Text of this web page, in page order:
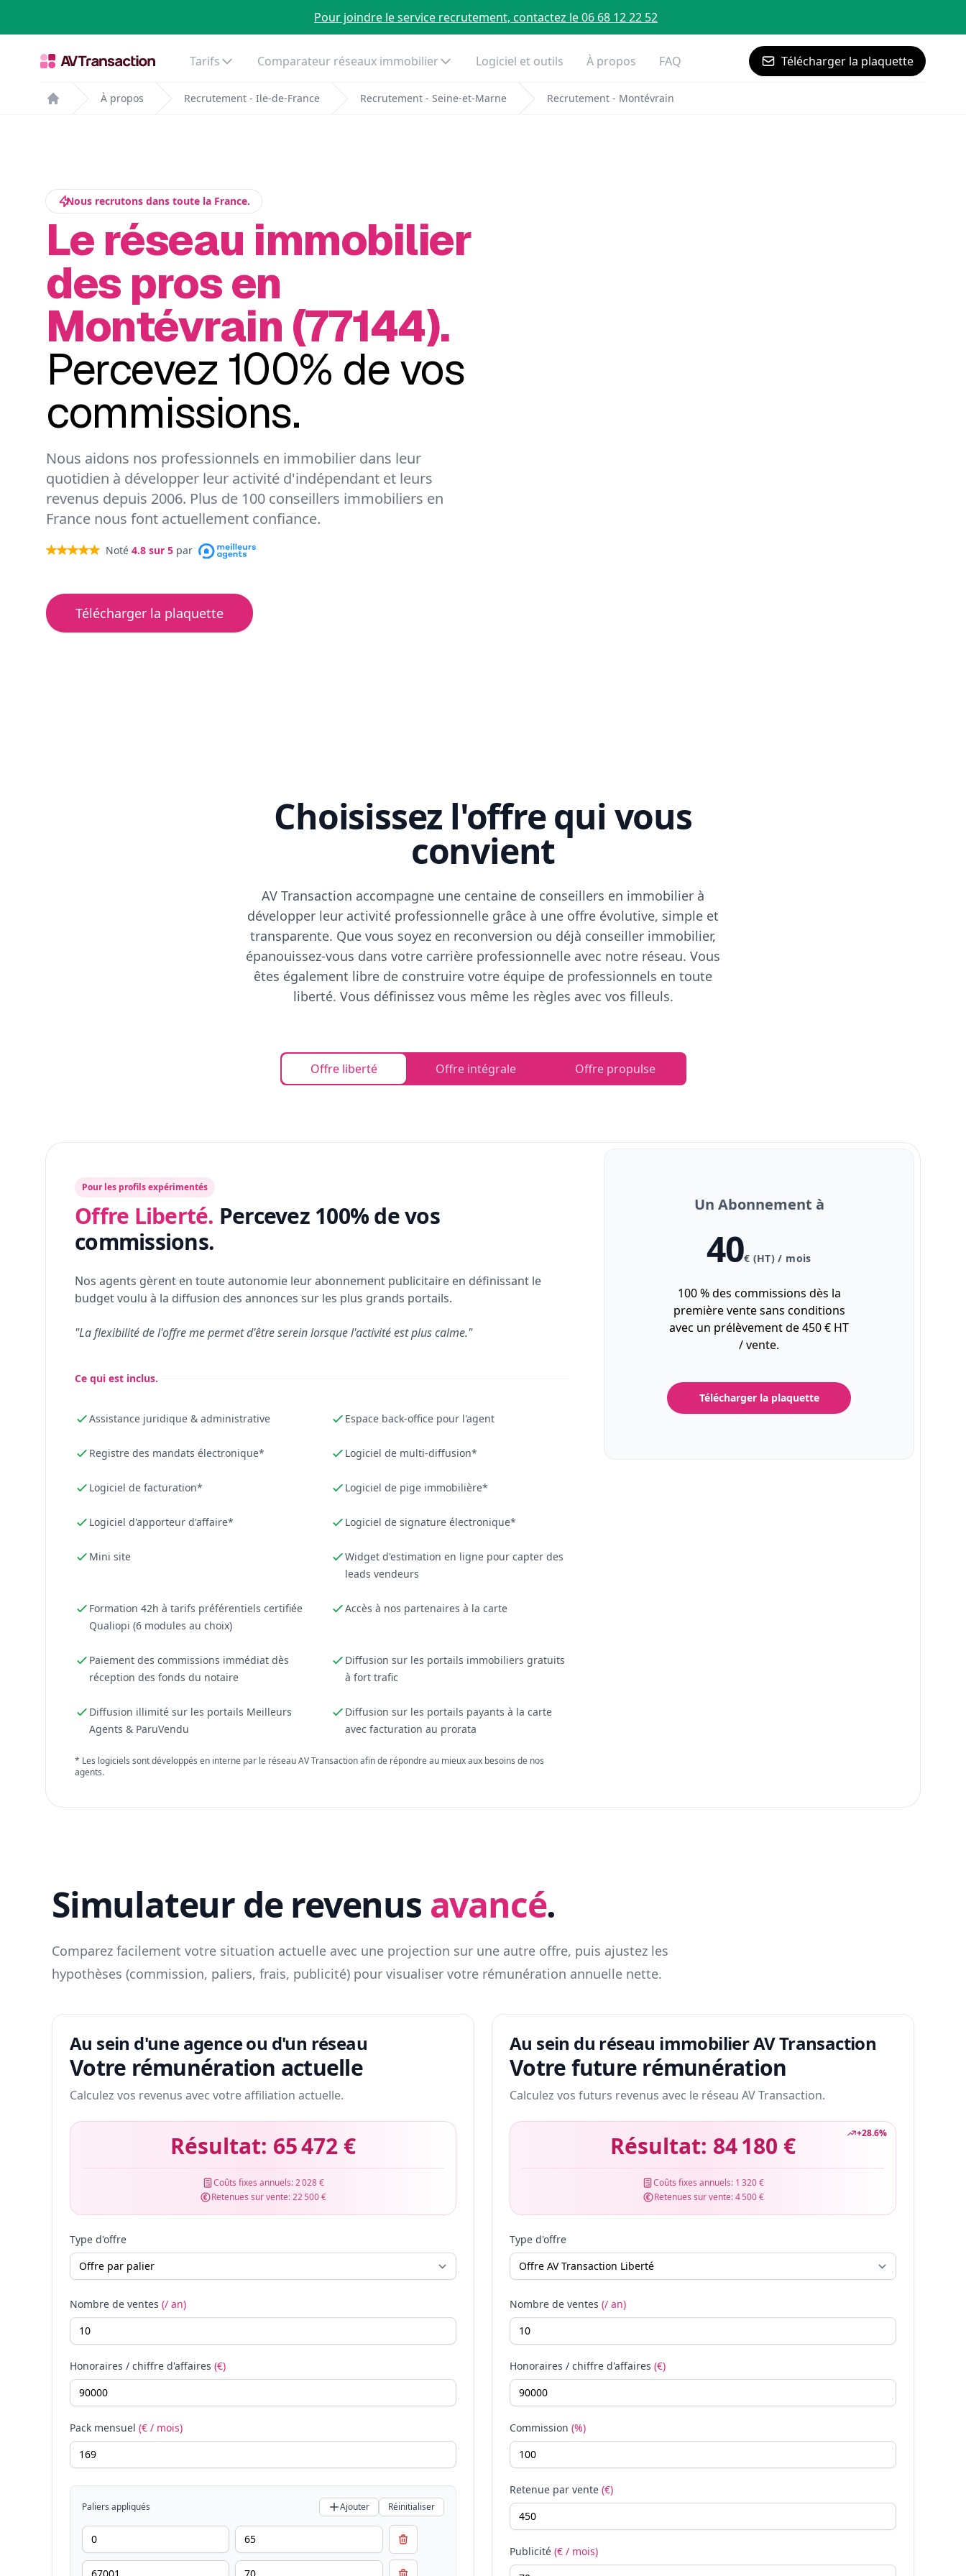
Pour joindre le service recrutement, contactez le 06 68 12 22 52
Tarifs Comparateur réseaux immobilier Logiciel et outils À propos FAQ Télécharger la plaquette
Home
À propos Recrutement - Ile-de-France Recrutement - Seine-et-Marne Recrutement - Montévrain
Nous recrutons dans toute la France.
Le réseau immobilier
des pros en
Montévrain (77144).
Percevez 100% de vos
commissions.
Nous aidons nos professionnels en immobilier dans leur
quotidien à développer leur activité d'indépendant et leurs
revenus depuis 2006. Plus de 100 conseillers immobiliers en
France nous font actuellement confiance.
Noté 4.8 sur 5 par
Télécharger la plaquette
Choisissez l'offre qui vous
convient
AV Transaction accompagne une centaine de conseillers en immobilier à
développer leur activité professionnelle grâce à une offre évolutive, simple et
transparente. Que vous soyez en reconversion ou déjà conseiller immobilier,
épanouissez-vous dans votre carrière professionnelle avec notre réseau. Vous
êtes également libre de construire votre équipe de professionnels en toute
liberté. Vous définissez vous même les règles avec vos filleuls.
Offre liberté Offre intégrale Offre propulse
Pour les profils expérimentés
Offre Liberté. Percevez 100% de vos
commissions.
Nos agents gèrent en toute autonomie leur abonnement publicitaire en définissant le
budget voulu à la diffusion des annonces sur les plus grands portails.
"La flexibilité de l'offre me permet d'être serein lorsque l'activité est plus calme."
Ce qui est inclus.
Assistance juridique & administrative Espace back-office pour l'agent
Registre des mandats électronique* Logiciel de multi-diffusion*
Logiciel de facturation* Logiciel de pige immobilière*
Logiciel d'apporteur d'affaire* Logiciel de signature électronique*
Mini site
Widget d'estimation en ligne pour capter des
leads vendeurs
Formation 42h à tarifs préférentiels certifiée
Qualiopi (6 modules au choix)
Accès à nos partenaires à la carte
Paiement des commissions immédiat dès
réception des fonds du notaire
Diffusion sur les portails immobiliers gratuits
à fort trafic
Diffusion illimité sur les portails Meilleurs
Agents & ParuVendu
Diffusion sur les portails payants à la carte
avec facturation au prorata
* Les logiciels sont développés en interne par le réseau AV Transaction afin de répondre au mieux aux besoins de nos
agents.
Un Abonnement à
40€ (HT) / mois
100 % des commissions dès la
première vente sans conditions
avec un prélèvement de 450 € HT
/ vente.
Télécharger la plaquette
Simulateur de revenus avancé.
Comparez facilement votre situation actuelle avec une projection sur une autre offre, puis ajustez les
hypothèses (commission, paliers, frais, publicité) pour visualiser votre rémunération annuelle nette.
Au sein d'une agence ou d'un réseau
Votre rémunération actuelle
Calculez vos revenus avec votre affiliation actuelle.
Résultat: 65 472 €
Coûts fixes annuels:2 028 €
Retenues sur vente:22 500 €
Type d'offre
Nombre de ventes (/ an)
Honoraires / chiffre d'affaires (€)
Pack mensuel (€ / mois)
Paliers appliqués Ajouter Réinitialiser
Au sein du réseau immobilier AV Transaction
Votre future rémunération
Calculez vos futurs revenus avec le réseau AV Transaction.
+28.6%
Résultat: 84 180 €
Coûts fixes annuels: 1 320 €
Retenues sur vente:4 500 €
Type d'offre
Nombre de ventes (/ an)
Honoraires / chiffre d'affaires (€)
Commission (%)
Retenue par vente (€)
Publicité (€ / mois)